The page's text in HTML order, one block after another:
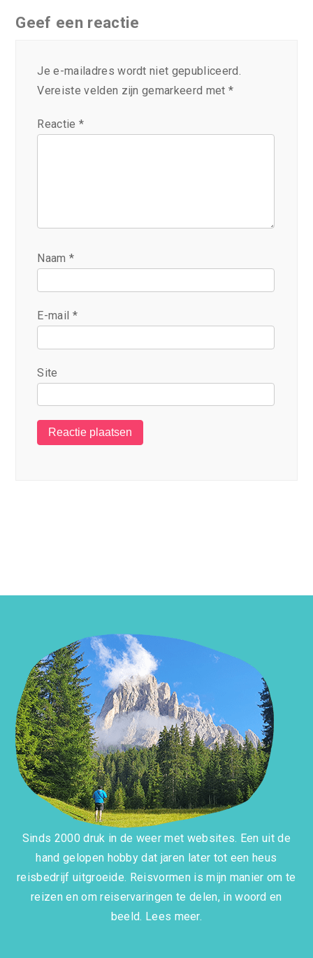
Geef een reactie
Je e-mailadres wordt niet gepubliceerd.
Vereiste velden zijn gemarkeerd met *
Reactie *
Naam*
E-mail *
Site
Sinds 2000 druk in de weer met websites. Een uit de
hand gelopen hobby dat jaren later tot een heus
reisbedrijf uitgroeide. Reisvormen is mijn manier om te
reizen en om reiservaringen te delen, in woord en
beeld. Lees meer.